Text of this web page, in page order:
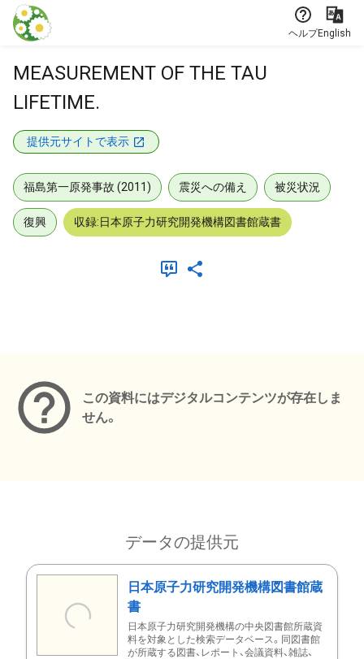
本文に飛ぶ
ヘルプEnglish
MEASUREMENT OF THE TAU
LIFETIME.
提供元サイトで表示
福島第一原発事故 (2011) 震災への備え 被災状況
復興 収録:日本原子力研究開発機構図書館蔵書
この資料にはデジタルコンテンツが存在しま
せん。
データの提供元
日本原子力研究開発機構図書館蔵
書
日本原子力研究開発機構の中央図書館所蔵資
料を対象とした検索データベース。同図書館
が所蔵する図書、レポート、会議資料、雑誌、